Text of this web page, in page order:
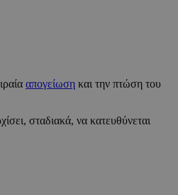
απογείωση και την πτώση του
σταδιακά, να κατευθύνεται